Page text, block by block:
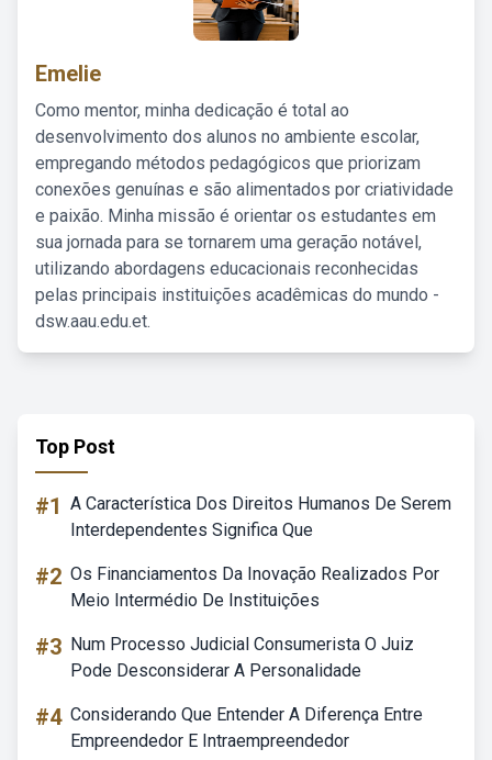
Emelie
Como mentor, minha dedicação é total ao
desenvolvimento dos alunos no ambiente escolar,
empregando métodos pedagógicos que priorizam
conexões genuínas e são alimentados por criatividade
e paixão. Minha missão é orientar os estudantes em
sua jornada para se tornarem uma geração notável,
utilizando abordagens educacionais reconhecidas
pelas principais instituições acadêmicas do mundo -
dsw.aau.edu.et.
Top Post
#1 A Característica Dos Direitos Humanos De Serem
Interdependentes Significa Que
#2 Os Financiamentos Da Inovação Realizados Por
Meio Intermédio De Instituições
#3 Num Processo Judicial Consumerista O Juiz
Pode Desconsiderar A Personalidade
#4 Considerando Que Entender A Diferença Entre
Empreendedor E Intraempreendedor